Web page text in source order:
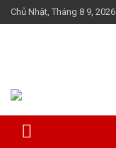
Skip
to
Chủ Nhật, Tháng 8 9, 2026